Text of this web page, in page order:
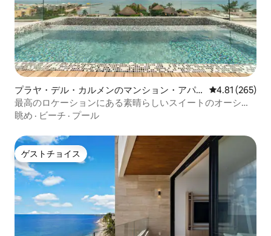
プラヤ・デル・カルメンのマンション・アパ
ート
レビュー265
4.81 (265)
最高のロケーションにある素晴らしいスイートのオーシャ
ンビュー！
眺め · ビーチ · プール
ゲストチョイス
ゲストチョイス